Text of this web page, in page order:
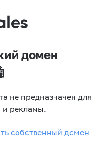
домен
не предназначен для
и рекламы.
собственный домен